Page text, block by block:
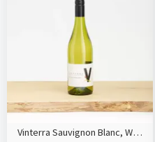
Vinterra Sauvignon Blanc, Waipara Valley